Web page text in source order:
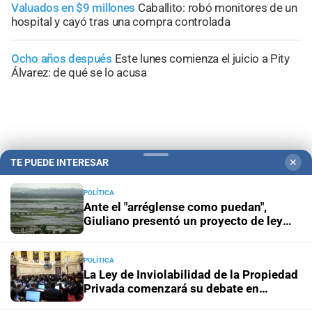
Valuados en $9 millones Caballito: robó monitores de un
hospital y cayó tras una compra controlada
Ocho años después Este lunes comienza el juicio a Pity
Álvarez: de qué se lo acusa
+ Información General
TE PUEDE INTERESAR ✕
POLÍTICA
Ante el "arréglense como puedan",
Giuliano presentó un proyecto de ley
POLÍTICA
La Ley de Inviolabilidad de la Propiedad
Privada comenzará su debate en